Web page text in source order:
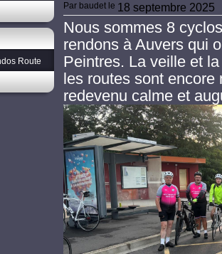
Route
Par baudetle 18 septembre 2025
Nous sommes 8
rendons à Auvers qui
Peintres. La veille et
les routes sont
redevenu calme et